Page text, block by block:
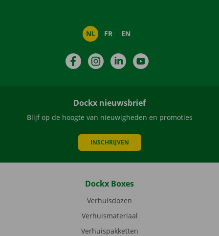
NL FR EN
FacebookInstagramLinkedIn
Dockx nieuwsbrief
Blijf op de hoogte van nieuwigheden en promoties
INSCHRIJVEN
Dockx Boxes
Verhuisdozen
Verhuismateriaal
Verhuispakketten